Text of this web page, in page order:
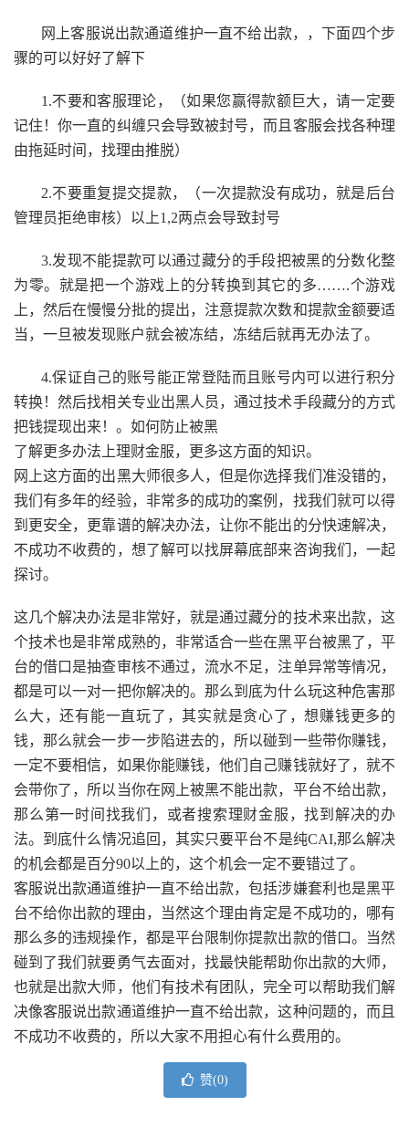
网上客服说出款通道维护一直不给出款，，下面四个步
骤的可以好好了解下
1.不要和客服理论，（如果您赢得款额巨大，请一定要
记住！你一直的纠缠只会导致被封号，而且客服会找各种理
由拖延时间，找理由推脱）
2.不要重复提交提款，（一次提款没有成功，就是后台
管理员拒绝审核）以上1,2两点会导致封号
3.发现不能提款可以通过藏分的手段把被黑的分数化整
为零。就是把一个游戏上的分转换到其它的多…….个游戏
上，然后在慢慢分批的提出，注意提款次数和提款金额要适
当，一旦被发现账户就会被冻结，冻结后就再无办法了。
4.保证自己的账号能正常登陆而且账号内可以进行积分
转换！然后找相关专业出黑人员，通过技术手段藏分的方式
把钱提现出来！。如何防止被黑
了解更多办法上理财金服，更多这方面的知识。
网上这方面的出黑大师很多人，但是你选择我们准没错的，
我们有多年的经验，非常多的成功的案例，找我们就可以得
到更安全，更靠谱的解决办法，让你不能出的分快速解决，
不成功不收费的，想了解可以找屏幕底部来咨询我们，一起
探讨。
这几个解决办法是非常好，就是通过藏分的技术来出款，这
个技术也是非常成熟的，非常适合一些在黑平台被黑了，平
台的借口是抽查审核不通过，流水不足，注单异常等情况，
都是可以一对一把你解决的。那么到底为什么玩这种危害那
么大，还有能一直玩了，其实就是贪心了，想赚钱更多的
钱，那么就会一步一步陷进去的，所以碰到一些带你赚钱，
一定不要相信，如果你能赚钱，他们自己赚钱就好了，就不
会带你了，所以当你在网上被黑不能出款，平台不给出款，
那么第一时间找我们，或者搜索理财金服，找到解决的办
法。到底什么情况追回，其实只要平台不是纯CAI,那么解决
的机会都是百分90以上的，这个机会一定不要错过了。
客服说出款通道维护一直不给出款，包括涉嫌套利也是黑平
台不给你出款的理由，当然这个理由肯定是不成功的，哪有
那么多的违规操作，都是平台限制你提款出款的借口。当然
碰到了我们就要勇气去面对，找最快能帮助你出款的大师，
也就是出款大师，他们有技术有团队，完全可以帮助我们解
决像客服说出款通道维护一直不给出款，这种问题的，而且
不成功不收费的，所以大家不用担心有什么费用的。
赞(0)